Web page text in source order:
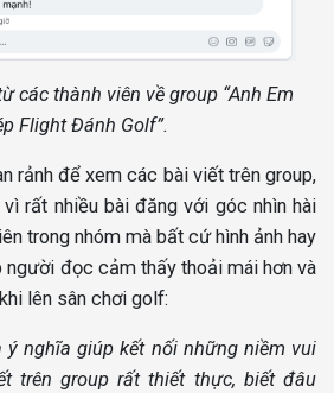
các thành viên về group “Anh Em
Flight Đánh Golf”.
rảnh để xem các bài viết trên group,
vì rất nhiều bài đăng với góc nhìn hài
trong nhóm mà bất cứ hình ảnh hay
người đọc cảm thấy thoải mái hơn và
lên sân chơi golf:
ý nghĩa giúp kết nối những niềm vui
trên group rất thiết thực, biết đâu